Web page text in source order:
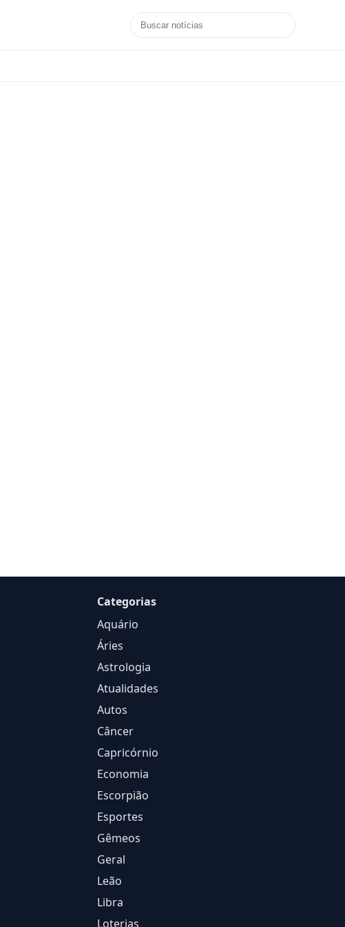
Categorias
Aquário
Áries
Astrologia
Atualidades
Autos
Câncer
Capricórnio
Economia
Escorpião
Esportes
Gêmeos
Geral
Leão
Libra
Loterias